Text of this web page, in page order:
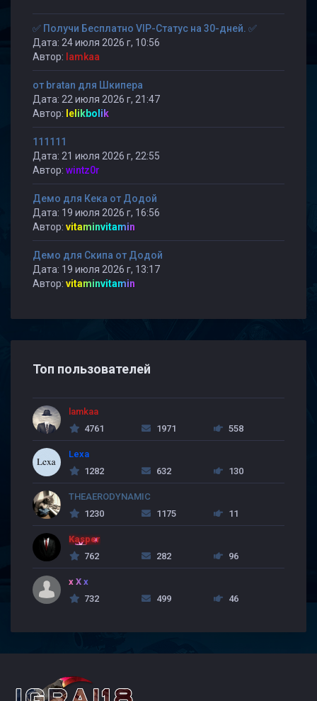
✅ Получи Бесплатно VIP-Статус на 30-дней. ✅
Дата: 24 июля 2026 г, 10:56
Автор: lamkaa
от bratan для Шкипера
Дата: 22 июля 2026 г, 21:47
Автор: lelikbolik
111111
Дата: 21 июля 2026 г, 22:55
Автор: wintz0r
Демо для Кека от Додой
Дата: 19 июля 2026 г, 16:56
Автор: vitaminvitamin
Демо для Скипа от Додой
Дата: 19 июля 2026 г, 13:17
Автор: vitaminvitamin
Топ пользователей
lamkaa
4761
1971 558
Lexa
1282
632 130
THEAERODYNAMIC
1230
1175 11
Kasper
762
282 96
x X x
732
499 46